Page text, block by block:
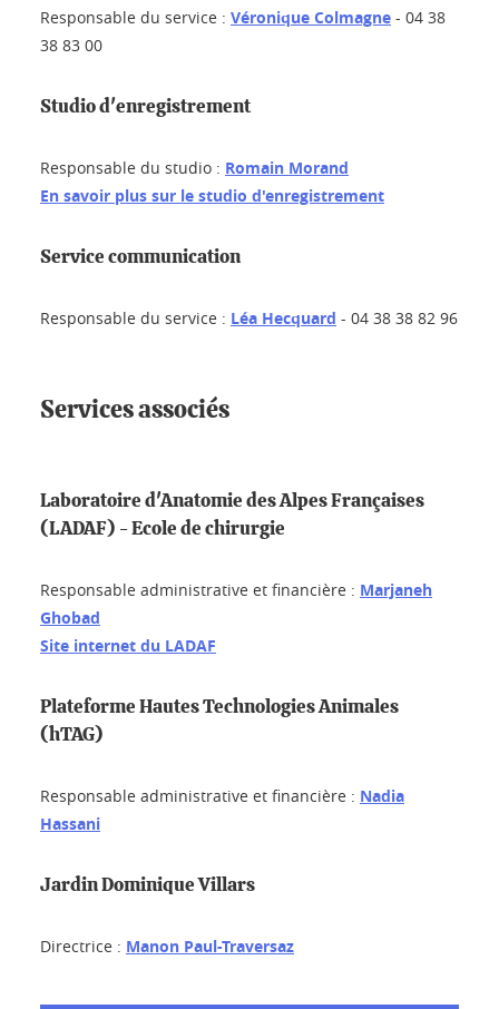
Responsable du service : Véronique Colmagne - 04 38
38 83 00
Studio d'enregistrement
Responsable du studio : Romain Morand
En savoir plus sur le studio d'enregistrement
Service communication
Responsable du service : Léa Hecquard - 04 38 38 82 96
Services associés
Laboratoire d'Anatomie des Alpes Françaises
(LADAF) - Ecole de chirurgie
Responsable administrative et financière : Marjaneh
Ghobad
Site internet du LADAF
Plateforme Hautes Technologies Animales
(hTAG)
Responsable administrative et financière : Nadia
Hassani
Jardin Dominique Villars
Directrice : Manon Paul-Traversaz